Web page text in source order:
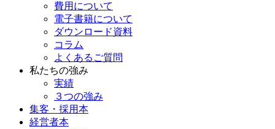
費用について
電子書籍について
ダウンロード資料
コラム
よくあるご質問
私たちの強み
実績
３つの強み
集客・採用本
経営者本